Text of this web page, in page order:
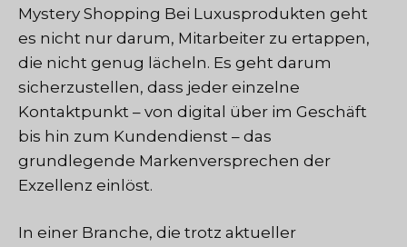
Mystery Shopping Bei Luxusprodukten geht
es nicht nur darum, Mitarbeiter zu ertappen,
die nicht genug lächeln. Es geht darum
sicherzustellen, dass jeder einzelne
Kontaktpunkt – von digital über im Geschäft
bis hin zum Kundendienst – das
grundlegende Markenversprechen der
Exzellenz einlöst.
In einer Branche, die trotz aktueller